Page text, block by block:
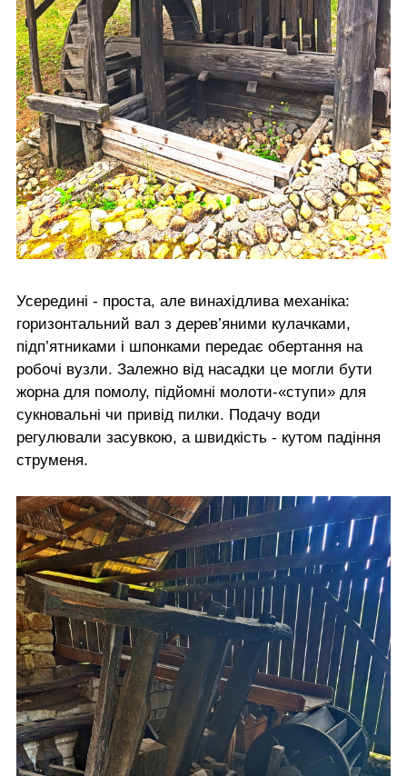
Усередині - проста, але винахідлива механіка:
горизонтальний вал з дерев’яними кулачками,
підп’ятниками і шпонками передає обертання на
робочі вузли. Залежно від насадки це могли бути
жорна для помолу, підйомні молоти-«ступи» для
сукновальні чи привід пилки. Подачу води
регулювали засувкою, а швидкість - кутом падіння
струменя.